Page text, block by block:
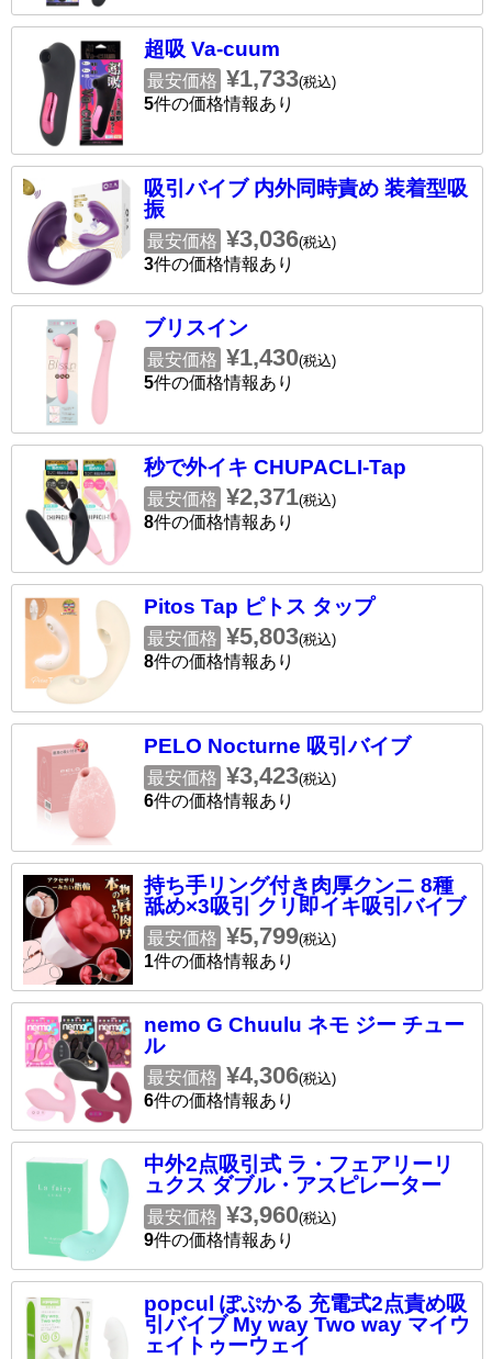
超吸 Va-cuum
最安価格 ¥1,733(税込)
5件の価格情報あり
吸引バイブ 内外同時責め 装着型吸
振
最安価格 ¥3,036(税込)
3件の価格情報あり
ブリスイン
最安価格 ¥1,430(税込)
5件の価格情報あり
秒で外イキ CHUPACLI-Tap
最安価格 ¥2,371(税込)
8件の価格情報あり
Pitos Tap ピトス タップ
最安価格 ¥5,803(税込)
8件の価格情報あり
PELO Nocturne 吸引バイブ
最安価格 ¥3,423(税込)
6件の価格情報あり
持ち手リング付き肉厚クンニ 8種
舐め×3吸引 クリ即イキ吸引バイブ
最安価格 ¥5,799(税込)
1件の価格情報あり
nemo G Chuulu ネモ ジー チュー
ル
最安価格 ¥4,306(税込)
6件の価格情報あり
中外2点吸引式 ラ・フェアリーリ
ュクス ダブル・アスピレーター
最安価格 ¥3,960(税込)
9件の価格情報あり
popcul ぽぷかる 充電式2点責め吸
引バイブ My way Two way マイウ
ェイトゥーウェイ